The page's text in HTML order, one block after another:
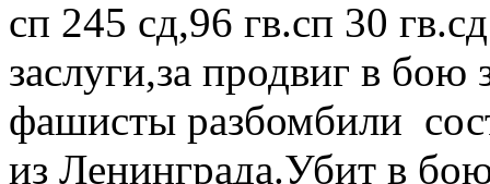
сп 245 сд,96 гв.сп 30
заслуги,за продвиг в
фашисты разбомбили
из Ленинграда.Убит в